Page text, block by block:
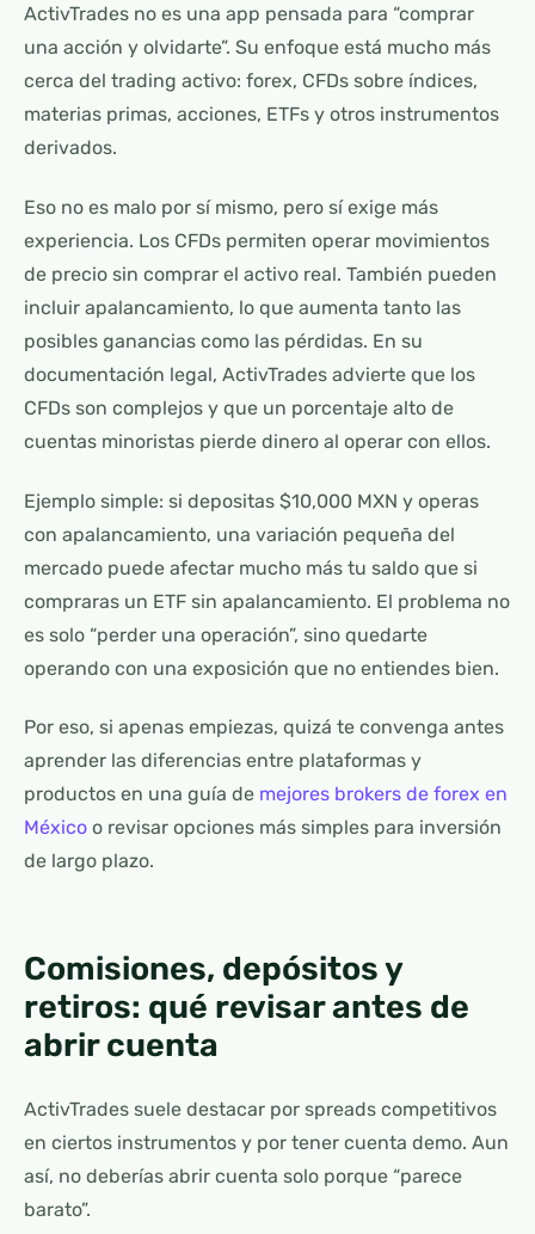
ActivTrades no es una app pensada para “comprar
una acción y olvidarte”. Su enfoque está mucho más
cerca del trading activo: forex, CFDs sobre índices,
materias primas, acciones, ETFs y otros instrumentos
derivados.
Eso no es malo por sí mismo, pero sí exige más
experiencia. Los CFDs permiten operar movimientos
de precio sin comprar el activo real. También pueden
incluir apalancamiento, lo que aumenta tanto las
posibles ganancias como las pérdidas. En su
documentación legal, ActivTrades advierte que los
CFDs son complejos y que un porcentaje alto de
cuentas minoristas pierde dinero al operar con ellos.
Ejemplo simple: si depositas $10,000 MXN y operas
con apalancamiento, una variación pequeña del
mercado puede afectar mucho más tu saldo que si
compraras un ETF sin apalancamiento. El problema no
es solo “perder una operación”, sino quedarte
operando con una exposición que no entiendes bien.
Por eso, si apenas empiezas, quizá te convenga antes
aprender las diferencias entre plataformas y
productos en una guía de mejores brokers de forex en
México o revisar opciones más simples para inversión
de largo plazo.
Comisiones, depósitos y
retiros: qué revisar antes de
abrir cuenta
ActivTrades suele destacar por spreads competitivos
en ciertos instrumentos y por tener cuenta demo. Aun
así, no deberías abrir cuenta solo porque “parece
barato”.